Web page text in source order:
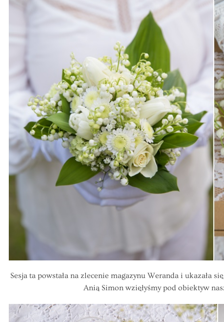
Sesja ta powstała na zlecenie magazynu Weranda i ukazała
Anią Simon wzięłyśmy pod obiektyw